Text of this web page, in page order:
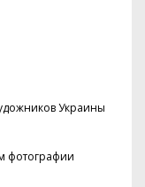
Украины
фотографии